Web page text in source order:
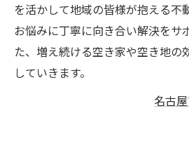
を活かして地域の皆様が抱える不
お悩みに丁寧に向き合い解決をサ
た、増え続ける空き家や空き地の
していきます。
名古